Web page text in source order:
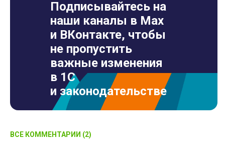
Подписывайтесь на
наши каналы в Max
и ВКонтакте, чтобы
не пропустить
важные изменения
в 1С
и законодательстве
ВСЕ КОММЕНТАРИИ (2)